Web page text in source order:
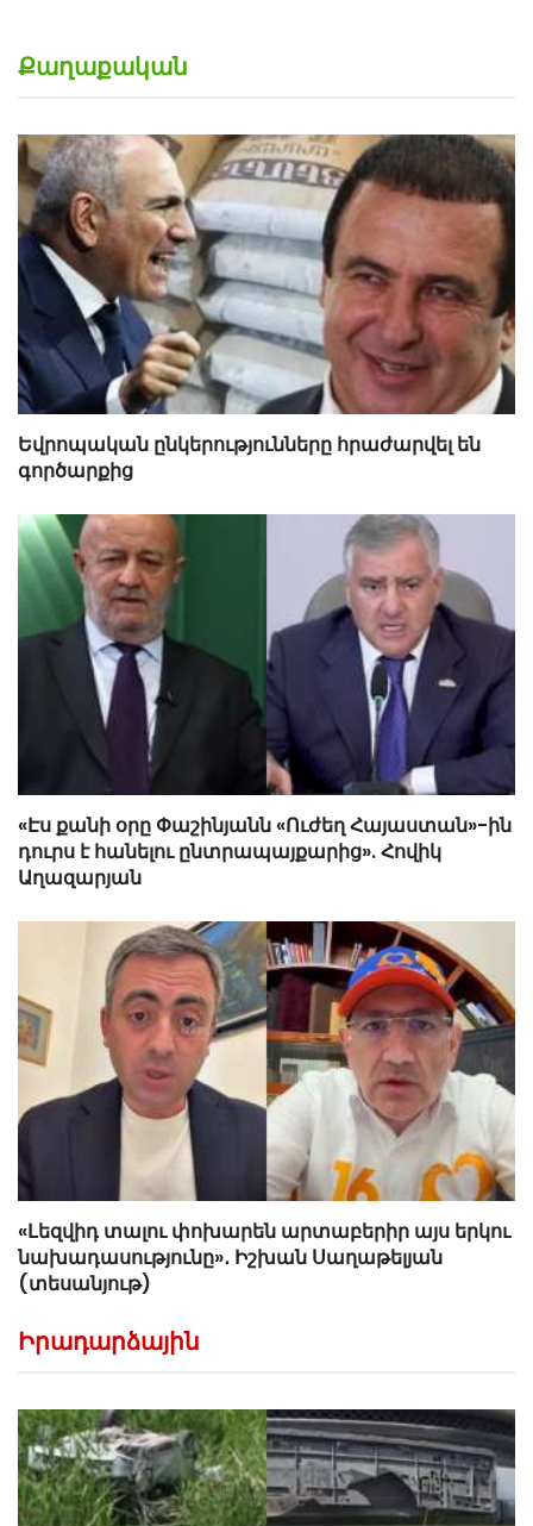
Քաղաքական
Եվրոպական ընկերությունները հրաժարվել են
գործարքից
«Էս քանի օրը Փաշինյանն «Ուժեղ Հայաստան»-ին
դուրս է հանելու ընտրապայքարից». Հովիկ
Աղազարյան
«Լեզվիդ տալու փոխարեն արտաբերիր այս երկու
նախադասությունը»․ Իշխան Սաղաթելյան
(տեսանյութ)
Իրադարձային